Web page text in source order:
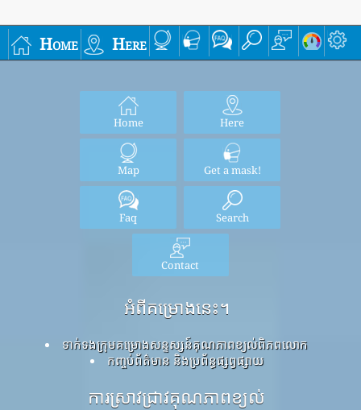
Home Here
Home Here
Map Get a mask!
Faq Search
Contact
អំពីគម្រោងនេះ។
ទាក់ទងក្រុមគម្រោងសន្ទស្សន៍គុណភាពខ្យល់ពិភពលោក
កញ្ចប់ព័ត៌មាន និងប្រព័ន្ធផ្សព្វផ្សាយ
ការស្រាវជ្រាវគុណភាពខ្យល់